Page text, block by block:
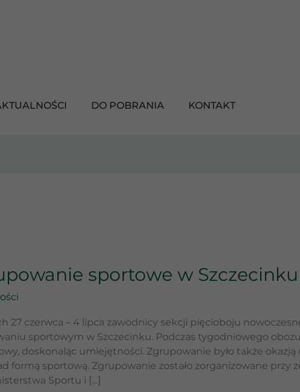
DO POBRANIA KONTAKT
sportowe w Szczecinku
27 czerwca – 4 lipca zawodnicy sekcji pięcioboju
sportowym w Szczecinku. Podczas tygodniowego
doskonaląc umiejętności. Zgrupowanie było także
formą sportową. Zgrupowanie zostało zorganizowane przy
Sportu i […]